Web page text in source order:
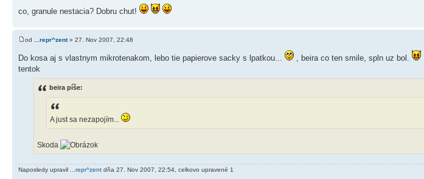
co, granule nestacia? Dobru chut!
od ...repr^zent» 27. Nov 2007, 22:48
Do kosa aj s vlastnym mikrotenakom, lebo tie papierove sacky s lpatkou...
, beira co ten smile, spln uz bol.
tentok
beira píše:
A just sa nezapojím...
Skoda
Naposledy upravil ...repr^zent dňa 27. Nov 2007, 22:54, celkovo upravené 1